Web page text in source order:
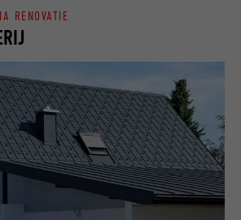
RENOVATIE
jaar
door de socialnetworking-dienst
LinkedIn voor het volgen van het gebruik
van ingebedde diensten.